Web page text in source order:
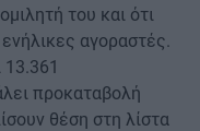
του και ότι
αγοραστές.
13.361
προκαταβολή
θέση στη λίστα